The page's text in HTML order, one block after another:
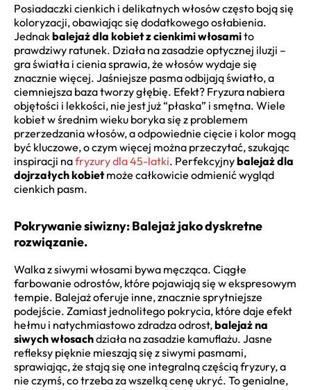
Posiadaczki cienkich i delikatnych włosów często boją się
koloryzacji, obawiając się dodatkowego osłabienia.
Jednakbalejaż dla kobiet z cienkimi włosamito
prawdziwy ratunek. Działa na zasadzie optycznej iluzji –
gra światła i cienia sprawia, że włosów wydaje się
znacznie więcej. Jaśniejsze pasma odbijają światło, a
ciemniejsza baza tworzy głębię. Efekt? Fryzura nabiera
objętości i lekkości, nie jest już “płaska” i smętna. Wiele
kobiet w średnim wieku boryka się z problemem
przerzedzania włosów, a odpowiednie cięcie i kolor mogą
być kluczowe, o czym więcej można przeczytać, szukając
inspiracji nafryzury dla 45-latki. Perfekcyjnybalejaż dla
dojrzałych kobietmoże całkowicie odmienić wygląd
cienkich pasm.
Pokrywanie siwizny: Balejaż jako dyskretne
rozwiązanie.
Walka z siwymi włosami bywa męcząca. Ciągłe
farbowanie odrostów, które pojawiają się w ekspresowym
tempie. Balejaż oferuje inne, znacznie sprytniejsze
podejście. Zamiast jednolitego pokrycia, które daje efekt
hełmu i natychmiastowo zdradza odrost,balejaż na
siwych włosachdziała na zasadzie kamuflażu. Jasne
refleksy pięknie mieszają się z siwymi pasmami,
sprawiając, że stają się one integralną częścią fryzury, a
nie czymś, co trzeba za wszelką cenę ukryć. To genialne,